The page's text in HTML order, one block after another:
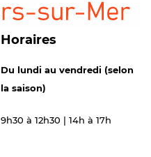
Horaires
Du lundi au vendredi (selon
la saison)
9h30 à 12h30 | 14h à 17h